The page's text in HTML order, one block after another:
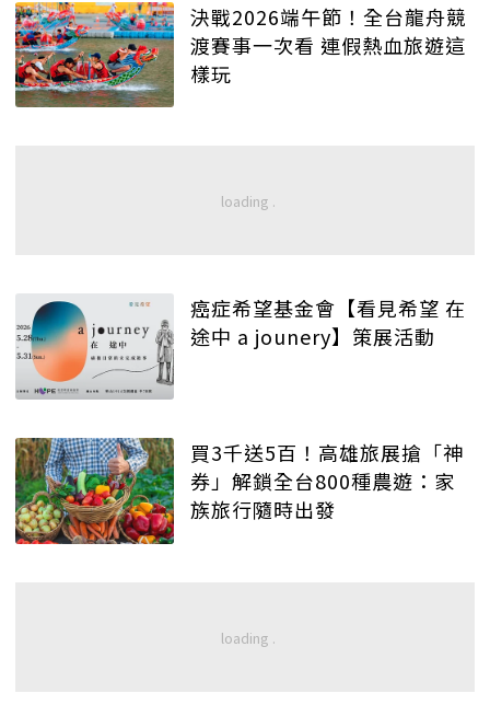
決戰2026端午節！全台龍舟競
渡賽事一次看 連假熱血旅遊這
樣玩
癌症希望基金會【看見希望 在
途中 a jounery】策展活動
買3千送5百！高雄旅展搶「神
券」解鎖全台800種農遊：家
族旅行隨時出發